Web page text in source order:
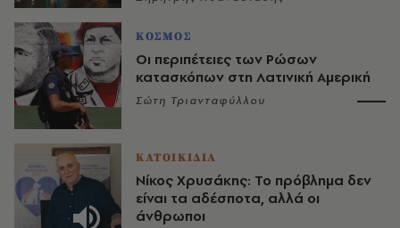
ΚΟΣΜΟΣ
Οι περιπέτειες των Ρώσων
κατασκόπων στη Λατινική Αμερική
Σώτη Τριανταφύλλου
ΚΑΤΟΙΚΙΔΙΑ
Νίκος Χρυσάκης: Το πρόβλημα δεν
είναι τα αδέσποτα, αλλά οι
άνθρωποι